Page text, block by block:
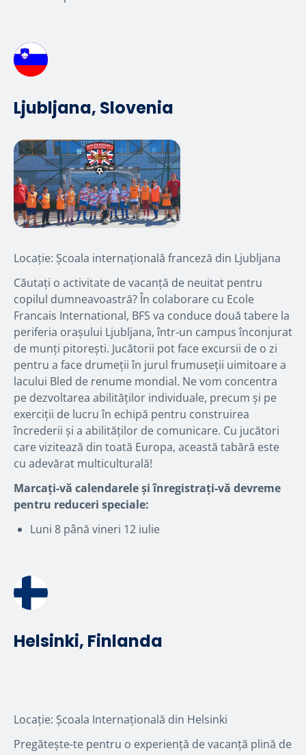
Ljubljana, Slovenia
Locație: Școala internațională franceză din Ljubljana
Căutați o activitate de vacanță de neuitat pentru
copilul dumneavoastră? În colaborare cu Ecole
Francais International, BFS va conduce două tabere la
periferia orașului Ljubljana, într-un campus înconjurat
de munți pitorești. Jucătorii pot face excursii de o zi
pentru a face drumeții în jurul frumuseții uimitoare a
lacului Bled de renume mondial. Ne vom concentra
pe dezvoltarea abilităților individuale, precum și pe
exerciții de lucru în echipă pentru construirea
încrederii și a abilităților de comunicare. Cu jucători
care vizitează din toată Europa, această tabără este
cu adevărat multiculturală!
Marcați-vă calendarele și înregistrați-vă devreme
pentru reduceri speciale:
Luni 8 până vineri 12 iulie
Helsinki, Finlanda
Locație: Școala Internațională din Helsinki
Pregătește-te pentru o experiență de vacanță plină de